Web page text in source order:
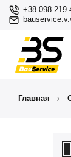
+38 098 219
Главная